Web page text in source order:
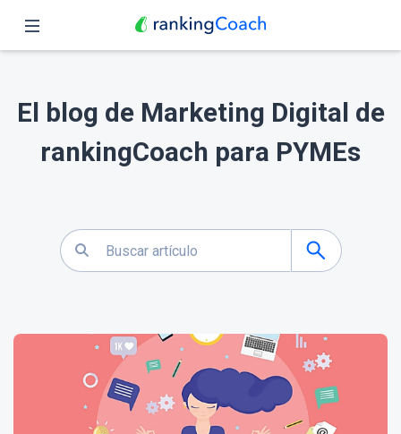
Funciones
Precio
Blog
El blog de Marketing Digital de
rankingCoach para PYMEs